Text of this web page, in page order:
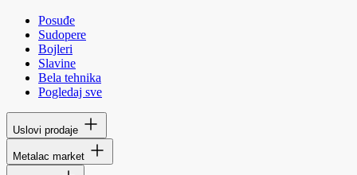
Posuđe
Sudopere
Bojleri
Slavine
Bela tehnika
Pogledaj sve
Uslovi prodaje
Metalac market